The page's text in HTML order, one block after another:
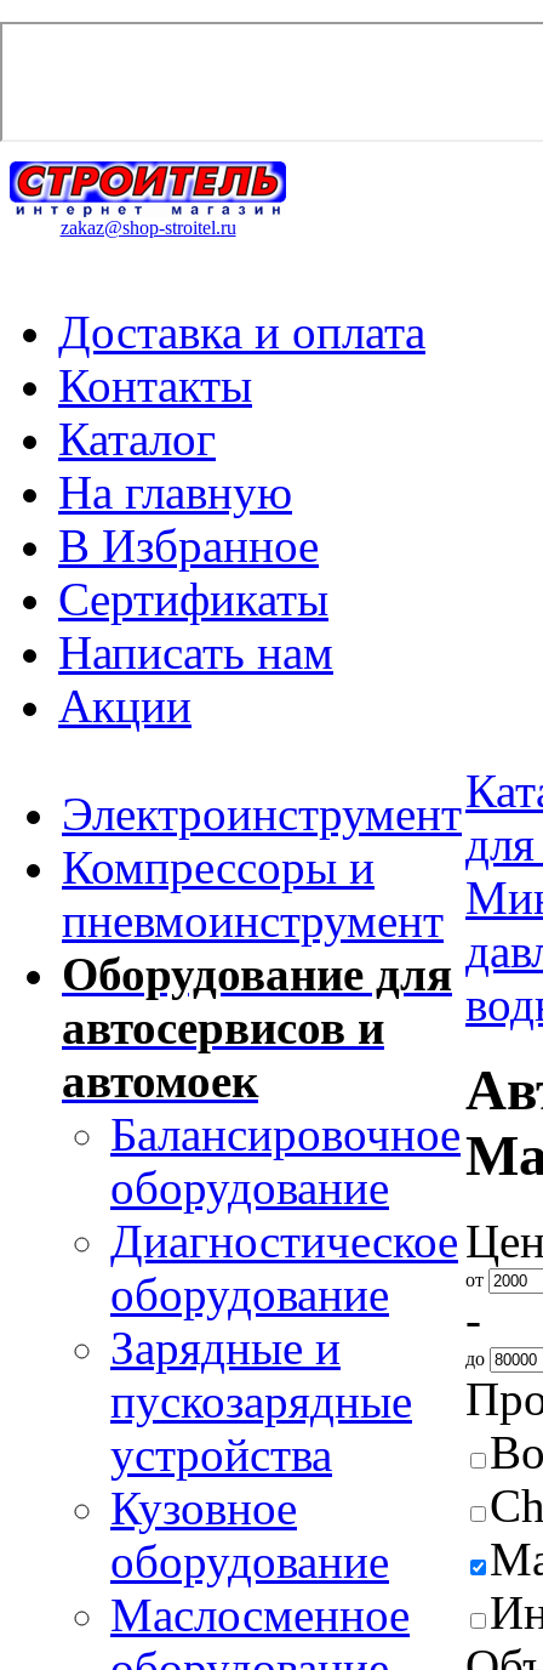
zakaz@shop-stroitel.ru
Доставка и оплата
Контакты
Каталог
На главную
В Избранное
Сертификаты
Написать нам
Акции
Электроинструмент
Компрессоры и
пневмоинструмент
Оборудование для
автосервисов и
автомоек
Балансировочное
оборудование
Диагностическое
оборудование
Зарядные и
пускозарядные
устройства
Кузовное
оборудование
Маслосменное
от
-
до